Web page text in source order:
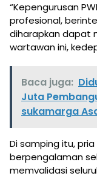
“Kepengurusan
profesional,
diharapkan dapat
wartawan ini,
Baca juga:
Juta
sukamarga
Di samping itu,
berpengalaman
memvalidasi